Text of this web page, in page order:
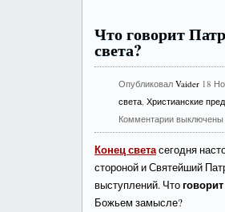
Что говорит
света?
ОпубликовалVaider 18
света,Христианские
Комментарии выключены
Конец светасегодня
стороной и Святейший
выступлений. Что
Божьем замысле?